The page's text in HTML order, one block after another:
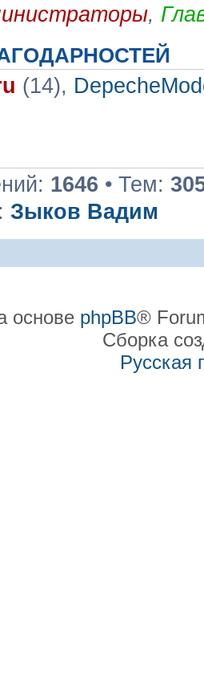
,
(14),
1646 • Тем:
Зыков Вадим
основе phpBB®
Сборка
Русская